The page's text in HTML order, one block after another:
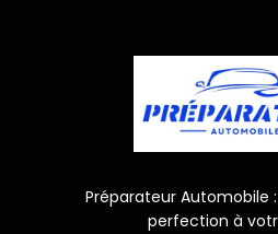
Préparateur Automobile
perfection à